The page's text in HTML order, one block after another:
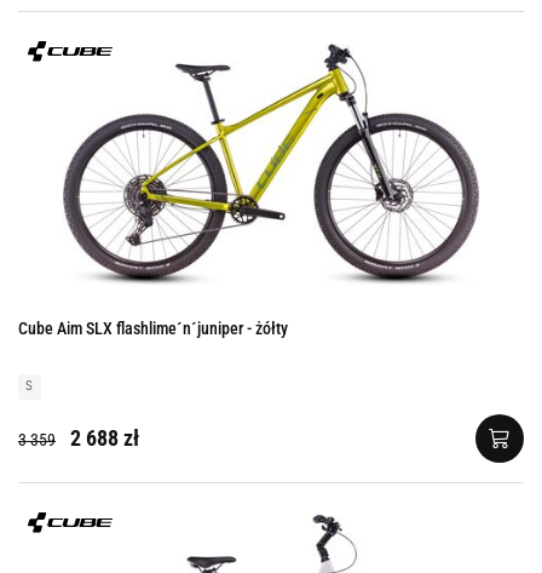
Cube Aim SLX flashlime´n´juniper - żółty
S
3 359 2 688 zł